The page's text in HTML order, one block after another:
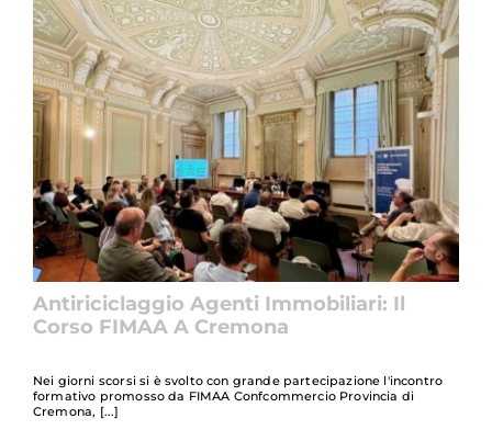
Antiriciclaggio Agenti Immobiliari: Il
Corso FIMAA A Cremona
Nei giorni scorsi si è svolto con grande partecipazione l'incontro
formativo promosso da FIMAA Confcommercio Provincia di
Cremona,